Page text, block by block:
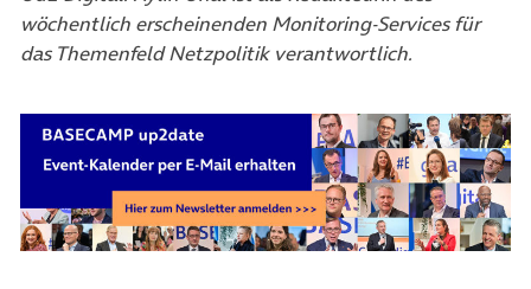
wöchentlich erscheinenden Monitoring-Services für
das Themenfeld Netzpolitik verantwortlich.